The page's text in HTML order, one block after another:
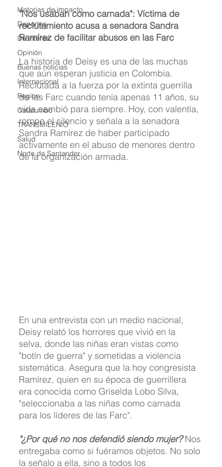
Historias de impacto
Deportes
De interés
Opinión
Buenas noticias
Internacional
Region
Catatumbo
TRANSMILENIO
Salud
Norte de Santander
"Nos usaban como carnada": Víctima de
reclutamiento acusa a senadora Sandra
Ramírez de facilitar abusos en las Farc
La historia de Deisy es una de las muchas
que aún esperan justicia en Colombia.
Reclutada a la fuerza por la extinta guerrilla
de las Farc cuando tenía apenas 11 años, su
vida cambió para siempre. Hoy, con valentía,
rompe el silencio y señala a la senadora
Sandra Ramírez de haber participado
activamente en el abuso de menores dentro
de la organización armada.
En una entrevista con un medio nacional,
Deisy relató los horrores que vivió en la
selva, donde las niñas eran vistas como
"botín de guerra" y sometidas a violencia
sistemática. Asegura que la hoy congresista
Ramírez, quien en su época de guerrillera
era conocida como Griselda Lobo Silva,
"seleccionaba a las niñas como carnada
para los líderes de las Farc".
"¿Por qué no nos defendió siendo mujer? Nos
entregaba como si fuéramos objetos. No solo
la señalo a ella, sino a todos los